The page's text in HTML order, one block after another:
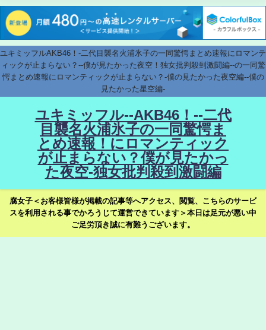
ユキミッフルAKB46！-二代目襲名火浦氷子の一同驚愕まとめ速報にロマンテ
ィックが止まらない？--僕が見たかった夜空！独女批判殺到激闘編--の一同驚
愕まとめ速報にロマンティックが止まらない？-僕の見たかった夜空編--僕の
見たかった星空編-
ユキミッフル--AKB46！--二代
目襲名火浦氷子の一同驚愕ま
とめ速報！にロマンティック
が止まらない？僕が見たかっ
た夜空-独女批判殺到激闘編
腐女子＜お客様皆様が掲載の記事等へアクセス、閲覧、こちらのサービ
スを利用される事でかろうじて運営できています＞本日は足元が悪い中
ご足労頂き誠に有難うございます。